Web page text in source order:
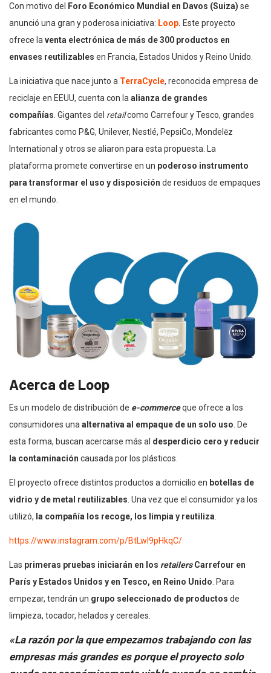
Con motivo del Foro Económico Mundial en Davos (Suiza) se
anunció una gran y poderosa iniciativa: Loop. Este proyecto
ofrece la venta electrónica de más de 300 productos en
envases reutilizables en Francia, Estados Unidos y Reino Unido.
La iniciativa que nace junto a TerraCycle, reconocida empresa de
reciclaje en EEUU, cuenta con la alianza de grandes
compañías . Gigantes del retailcomo Carrefour y Tesco, grandes
fabricantes como P&G, Unilever, Nestlé, PepsiCo, Mondelēz
International y otros se aliaron para esta propuesta. La
plataforma promete convertirse en un poderoso instrumento
para transformar el uso y disposición de residuos de empaques
en el mundo.
Acerca de Loop
Es un modelo de distribución de e-commerceque ofrece a los
consumidores una alternativa al empaque de un solo uso . De
esta forma, buscan acercarse más al desperdicio cero y reducir
la contaminación causada por los plásticos.
El proyecto ofrece distintos productos a domicilio en botellas de
vidrio y de metal reutilizables . Una vez que el consumidor ya los
utilizó, la compañía los recoge, los limpia y reutiliza
https://www.instagram.com/p/BtLwI9pHkqC/
Las primeras pruebas iniciarán en los retailersCarrefour en
París y Estados Unidos y en Tesco, en Reino Unido . Para
empezar, tendrán un grupo seleccionado de productos de
limpieza, tocador, helados y cereales.
«La razón por la que empezamos trabajando con las
empresas más grandes es porque el proyecto solo